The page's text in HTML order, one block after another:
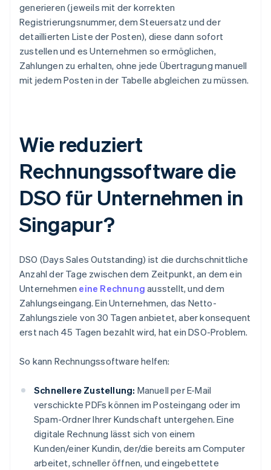
generieren (jeweils mit der korrekten
Registrierungsnummer, dem Steuersatz und der
detaillierten Liste der Posten), diese dann sofort
zustellen und es Unternehmen so ermöglichen,
Zahlungen zu erhalten, ohne jede Übertragung manuell
mit jedem Posten in der Tabelle abgleichen zu müssen.
Wie reduziert
Rechnungssoftware die
DSO für Unternehmen in
Singapur?
DSO (Days Sales Outstanding) ist die durchschnittliche
Anzahl der Tage zwischen dem Zeitpunkt, an dem ein
Unternehmen eine Rechnung ausstellt, und dem
Zahlungseingang. Ein Unternehmen, das Netto-
Zahlungsziele von 30 Tagen anbietet, aber konsequent
erst nach 45 Tagen bezahlt wird, hat ein DSO-Problem.
So kann Rechnungssoftware helfen:
Schnellere Zustellung: Manuell per E-Mail
verschickte PDFs können im Posteingang oder im
Spam-Ordner Ihrer Kundschaft untergehen. Eine
digitale Rechnung lässt sich von einem
Kunden/einer Kundin, der/die bereits am Computer
arbeitet, schneller öffnen, und eingebettete